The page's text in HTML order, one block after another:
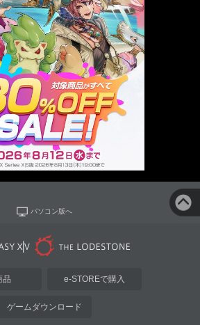
パソコン版へ
品 e-STOREで購入
ゲームダウンロード